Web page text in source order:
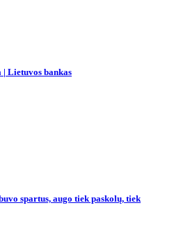
Lietuvos bankas
spartus, augo tiek paskolų, tiek